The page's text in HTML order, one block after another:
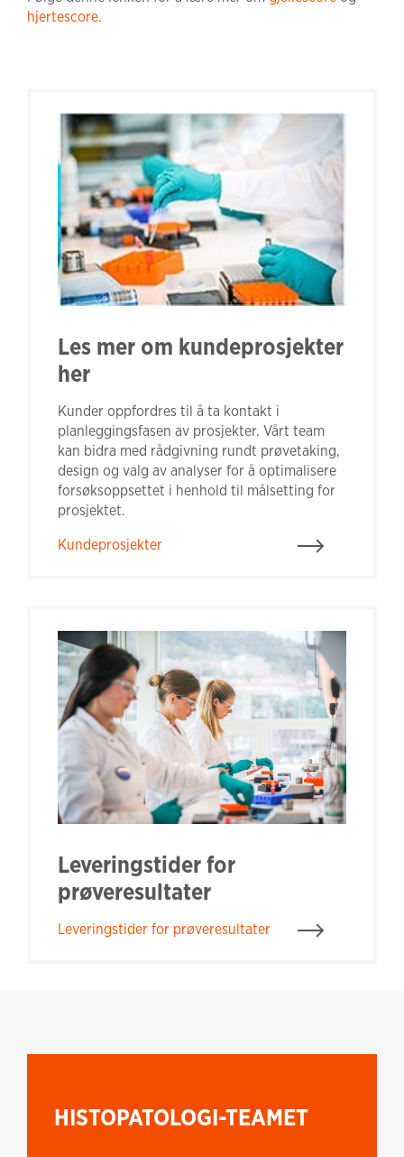
hjertescore.
Les mer om kundeprosjekter
her
Kunder oppfordres til å ta kontakt i
planleggingsfasen av prosjekter. Vårt team
kan bidra med rådgivning rundt prøvetaking,
design og valg av analyser for å optimalisere
forsøksoppsettet i henhold til målsetting for
prosjektet.
Kundeprosjekter
Leveringstider for
prøveresultater
Leveringstider for prøveresultater
HISTOPATOLOGI-TEAMET